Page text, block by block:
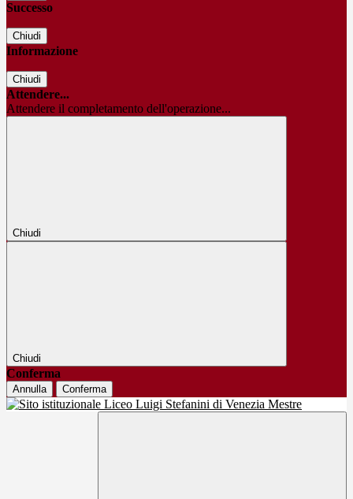
Successo
Chiudi
Informazione
Chiudi
Attendere...
Attendere il completamento dell'operazione...
Chiudi
Chiudi
Conferma
Annulla Conferma